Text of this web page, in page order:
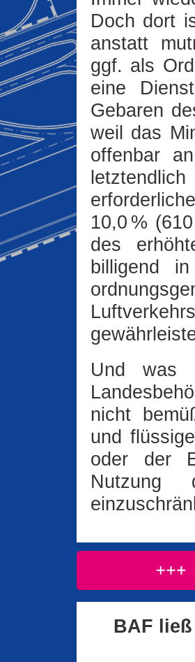
Doch dort
anstatt
ggf. als
eine
Gebaren
weil das
offenbar
10,0 %
des
billigend
Und was
nicht
und
oder der
Nutzung
BAF